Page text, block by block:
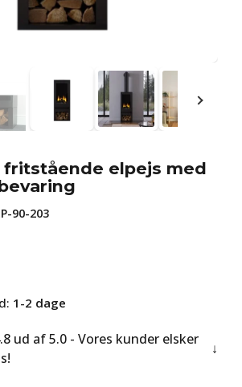
fritstående elpejs med
90-203
1-2 dage
ud af 5.0 - Vores kunder elsker